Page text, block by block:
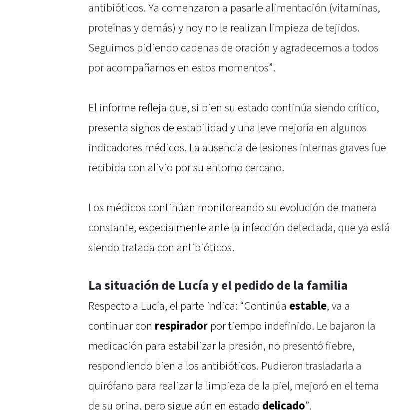
antibióticos. Ya comenzaron a pasarle alimentación (vitaminas,
proteínas y demás) y hoy no le realizan limpieza de tejidos.
Seguimos pidiendo cadenas de oración y agradecemos a todos
por acompañarnos en estos momentos”.
El informe refleja que, si bien su estado continúa siendo crítico,
presenta signos de estabilidad y una leve mejoría en algunos
indicadores médicos. La ausencia de lesiones internas graves fue
recibida con alivio por su entorno cercano.
Los médicos continúan monitoreando su evolución de manera
constante, especialmente ante la infección detectada, que ya está
siendo tratada con antibióticos.
La situación de Lucía y el pedido de la familia
Respecto a Lucía, el parte indica: “Continúa estable, va a
continuar con respirador por tiempo indefinido. Le bajaron la
medicación para estabilizar la presión, no presentó fiebre,
respondiendo bien a los antibióticos. Pudieron trasladarla a
quirófano para realizar la limpieza de la piel, mejoró en el tema
de su orina, pero sigue aún en estado delicado”.